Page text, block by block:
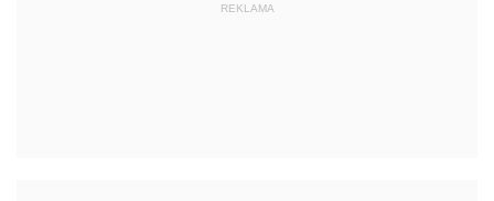
REKLAMA